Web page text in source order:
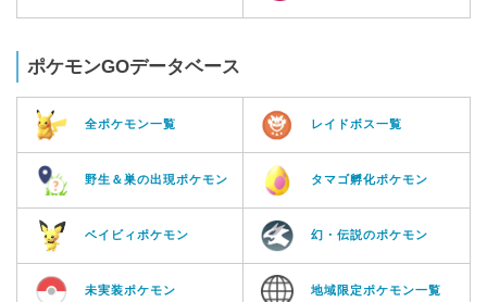
ポケモンGOデータベース
全ポケモン一覧 レイドボス一覧
野生＆巣の出現ポケモン タマゴ孵化ポケモン
ベイビィポケモン 幻・伝説のポケモン
未実装ポケモン 地域限定ポケモン一覧